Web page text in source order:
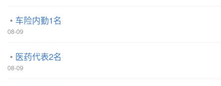
车险内勤1名
08-09
医药代表2名
08-09